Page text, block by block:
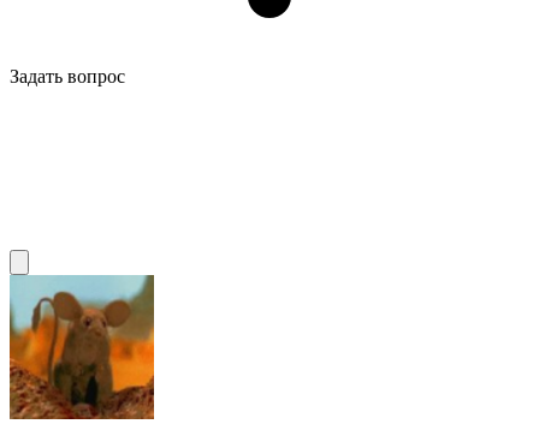
Задать вопрос